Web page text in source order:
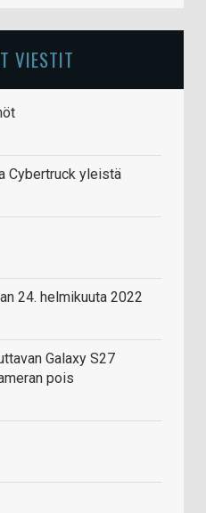
VIESTIT
Cybertruck yleistä
24. helmikuuta 2022
Galaxy S27
pois